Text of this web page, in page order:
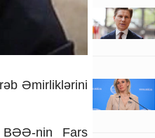
Əmirliklərini
BƏƏ-nin Fars